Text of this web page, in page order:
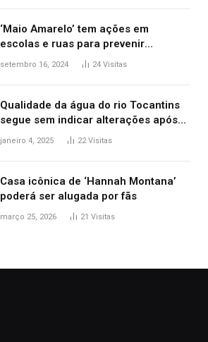
‘Maio Amarelo’ tem ações em
escolas e ruas para prevenir
acidentes no trânsito no AP
setembro 16, 2024 24 Visitas
Qualidade da água do rio Tocantins
segue sem indicar alterações após
desabamento da ponte entre MA e
janeiro 4, 2025 22Visitas
Casa icônica de ‘Hannah Montana’
poderá ser alugada por fãs
março 25, 2026 21 Visitas